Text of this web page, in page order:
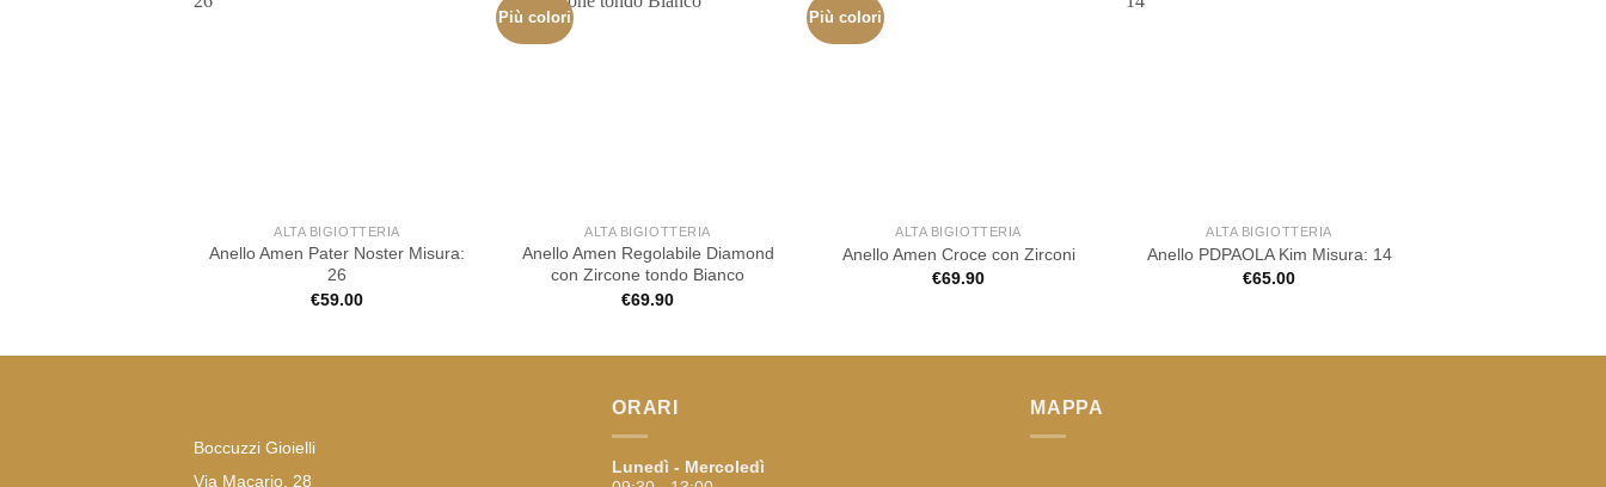
ALTA BIGIOTTERIA
Anello Amen Pater Noster Misura:
26
€59.00
Più colori
ALTA BIGIOTTERIA
Anello Amen Regolabile Diamond
con Zircone tondo Bianco
€69.90
Più colori
ALTA BIGIOTTERIA
Anello Amen Croce con Zirconi
€69.90
ALTA BIGIOTTERIA
Anello PDPAOLA Kim Misura: 14
€65.00
Boccuzzi Gioielli
Via Macario, 28
ORARI
Lunedì - Mercoledì
MAPPA